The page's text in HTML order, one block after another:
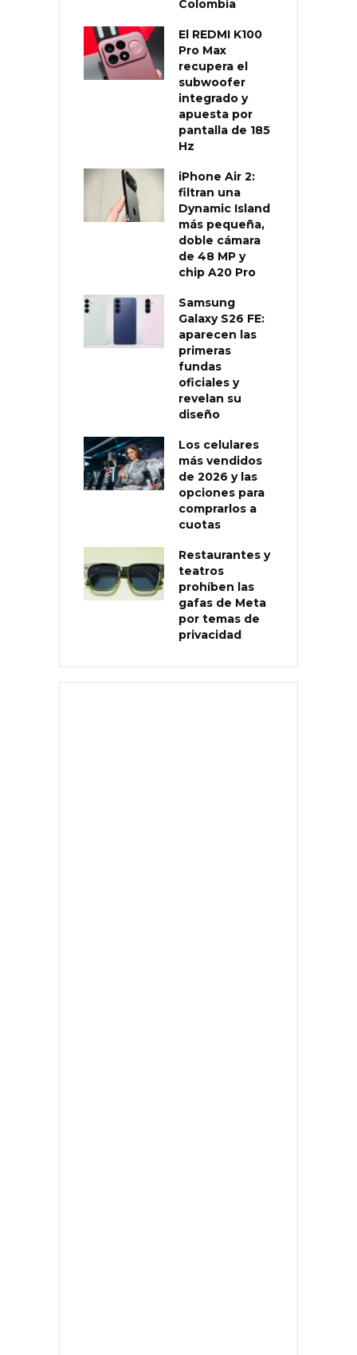
Colombia
El REDMI K100
Pro Max
recupera el
subwoofer
integrado y
apuesta por
pantalla de 185
Hz
iPhone Air 2:
filtran una
Dynamic Island
más pequeña,
doble cámara
de 48 MP y
chip A20 Pro
Samsung
Galaxy S26 FE:
aparecen las
primeras
fundas
oficiales y
revelan su
diseño
Los celulares
más vendidos
de 2026 y las
opciones para
comprarlos a
cuotas
Restaurantes y
teatros
prohíben las
gafas de Meta
por temas de
privacidad